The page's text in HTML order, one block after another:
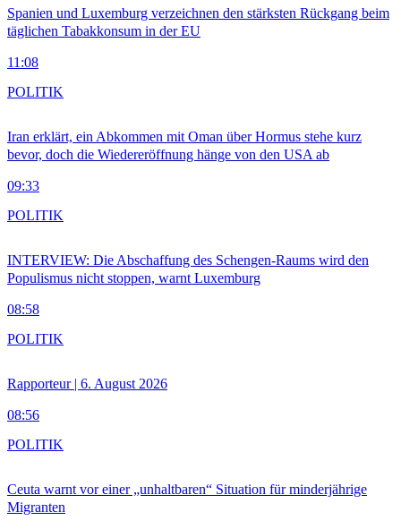
Spanien und Luxemburg verzeichnen den stärksten Rückgang beim
täglichen Tabakkonsum in der EU
11:08
Iran erklärt, ein Abkommen mit Oman über Hormus stehe kurz
bevor, doch die Wiedereröffnung hänge von den USA ab
09:33
POLITIK
INTERVIEW: Die Abschaffung des Schengen-Raums wird den
Populismus nicht stoppen, warnt Luxemburg
08:58
POLITIK
Rapporteur | 6. August 2026
08:56
POLITIK
Ceuta warnt vor einer „unhaltbaren“ Situation für minderjährige
Migranten
POLITIK